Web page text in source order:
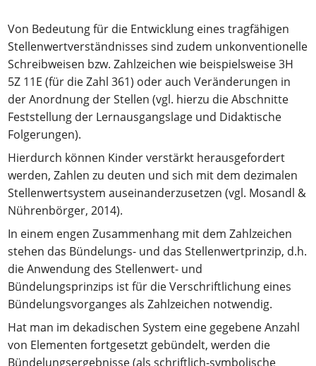
Von Bedeutung für die Entwicklung eines tragfähigen
Stellenwertverständnisses sind zudem unkonventionelle
Schreibweisen bzw. Zahlzeichen wie beispielsweise 3H
5Z 11E (für die Zahl 361) oder auch Veränderungen in
der Anordnung der Stellen (vgl. hierzu die Abschnitte
Feststellung der Lernausgangslage und Didaktische
Folgerungen).
Hierdurch können Kinder verstärkt herausgefordert
werden, Zahlen zu deuten und sich mit dem dezimalen
Stellenwertsystem auseinanderzusetzen (vgl. Mosandl &
Nührenbörger, 2014).
In einem engen Zusammenhang mit dem Zahlzeichen
stehen das Bündelungs- und das Stellenwertprinzip, d.h.
die Anwendung des Stellenwert- und
Bündelungsprinzips ist für die Verschriftlichung eines
Bündelungsvorganges als Zahlzeichen notwendig.
Hat man im dekadischen System eine gegebene Anzahl
von Elementen fortgesetzt gebündelt, werden die
Bündelungsergebnisse (als schriftlich-symbolische